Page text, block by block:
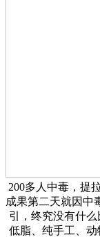
200多人中毒，提
成果第二天就因中
引，终究没有什
低脂、纯手工、